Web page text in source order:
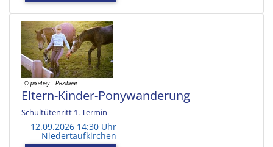
Eltern-Kinder-Ponywanderung
Schultütenritt 1. Termin
12.09.2026 14:30 Uhr
Niedertaufkirchen